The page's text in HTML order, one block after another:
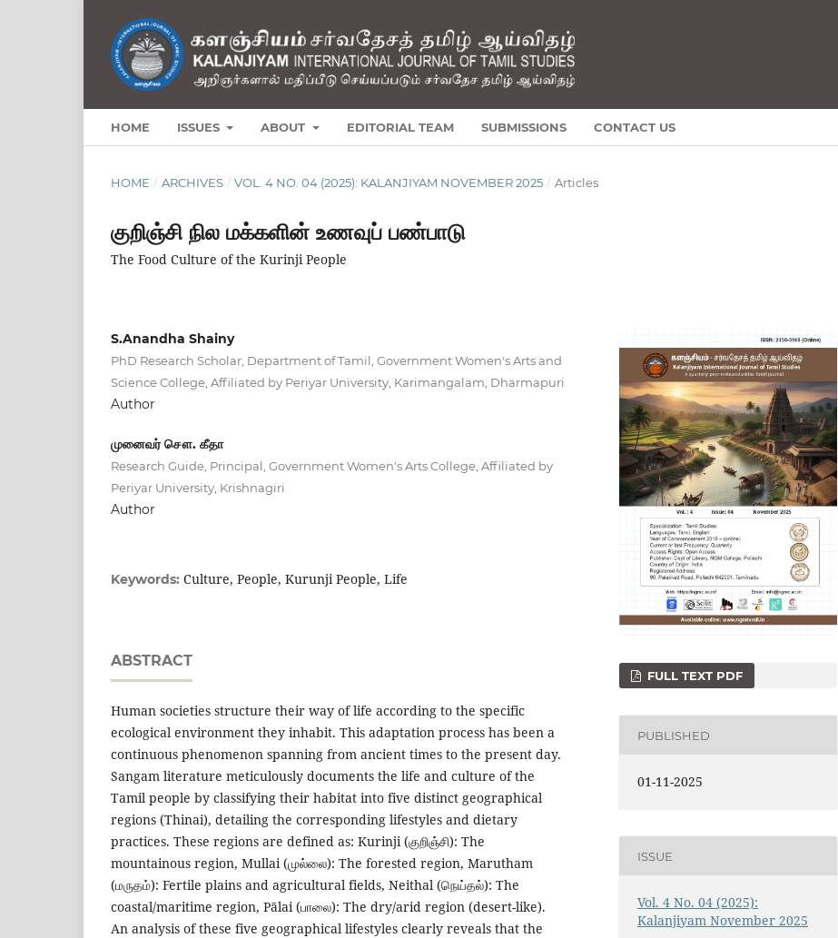
HOME ISSUES ABOUT EDITORIAL TEAM SUBMISSIONS CONTACT US
HOME / ARCHIVES / VOL. 4 NO. 04 (2025): KALANJIYAM NOVEMBER 2025 / Articles
குறிஞ்சி நில மக்களின் உணவுப் பண்பாடு
The Food Culture of the Kurinji People
S.Anandha Shainy
PhD Research Scholar, Department of Tamil, Government Women's Arts and
Science College, Affiliated by Periyar University, Karimangalam, Dharmapuri
Author
முனைவர் சௌ. கீதா
Research Guide, Principal, Government Women's Arts College, Affiliated by
Periyar University, Krishnagiri
Author
Keywords: Culture, People, Kurunji People, Life
ABSTRACT
Human societies structure their way of life according to the specific
ecological environment they inhabit. This adaptation process has been a
continuous phenomenon spanning from ancient times to the present day.
Sangam literature meticulously documents the life and culture of the
Tamil people by classifying their habitat into five distinct geographical
regions (Thinai), detailing the corresponding lifestyles and dietary
practices. These regions are defined as: Kurinji (குறிஞ்சி): The
mountainous region, Mullai (முல்லை): The forested region, Marutham
(மருதம்): Fertile plains and agricultural fields, Neithal (நெய்தல்): The
coastal/maritime region, Pālai (பாலை): The dry/arid region (desert-like).
An analysis of these five geographical lifestyles clearly reveals that the
FULL TEXT PDF
PUBLISHED
01-11-2025
ISSUE
Vol. 4 No. 04 (2025):
Kalanjiyam November 2025